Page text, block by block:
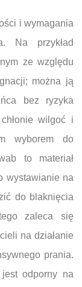
i wymagania
Na przykład
ze względu
można ją
bez ryzyka
wilgoć i
wyborem do
to materiał
wystawianie na
do blaknięcia
zaleca się
na działanie
prania.
odporny na